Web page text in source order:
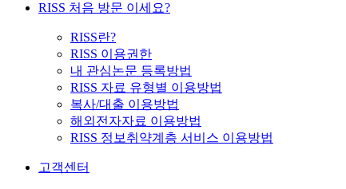
RISS 처음 방문 이세요?
RISS란?
RISS 이용권한
내 관심논문 등록방법
RISS 자료 유형별 이용방법
복사/대출 이용방법
해외전자자료 이용방법
RISS 정보취약계층 서비스 이용방법
고객센터